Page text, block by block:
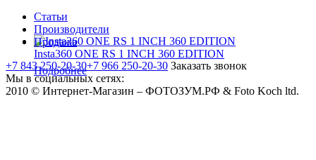
Insta360 ONE RS 1 INCH 360 EDITION
Подробнее
Статьи
Производители
Продажа
+7 843 250-20-30+7 966 250-20-30 Заказать звонок
Мы в социальных сетях:
2010 © Интернет-Магазин – ФОТОЗУМ.РФ & Foto Koch ltd.